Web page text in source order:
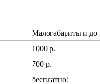
Малогабариты и до
1000 р.
700 р.
бесплатно!